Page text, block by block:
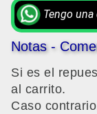
Tengo una
Notas -
Si es el
al carrito.
Caso